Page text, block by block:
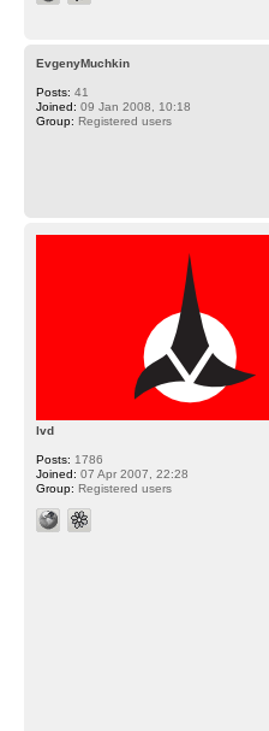
EvgenyMuchkin
Posts: 41
Joined: 09 Jan 2008, 10:18
Group: Registered users
lvd
Posts: 1786
Joined: 07 Apr 2007, 22:28
Group: Registered users